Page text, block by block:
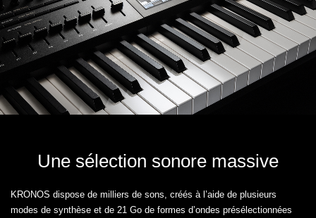
Une sélection sonore massive
KRONOS dispose de milliers de sons, créés à l’aide de plusieurs
modes de synthèse et de 21 Go de formes d’ondes présélectionnées